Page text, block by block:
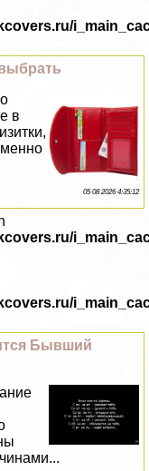
в
05 08 2026 4:35:12
Бывший